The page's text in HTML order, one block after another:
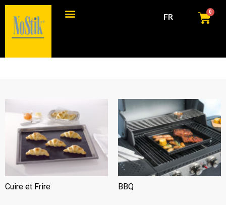
FR 0
Cuire et Frire BBQ